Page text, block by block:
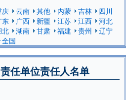
庆 云南 其他 内蒙 吉林
四川
东 广西 新疆 江苏 江西
河北
北 湖南 甘肃 福建 贵州
辽宁
全国
任单位责任人名单